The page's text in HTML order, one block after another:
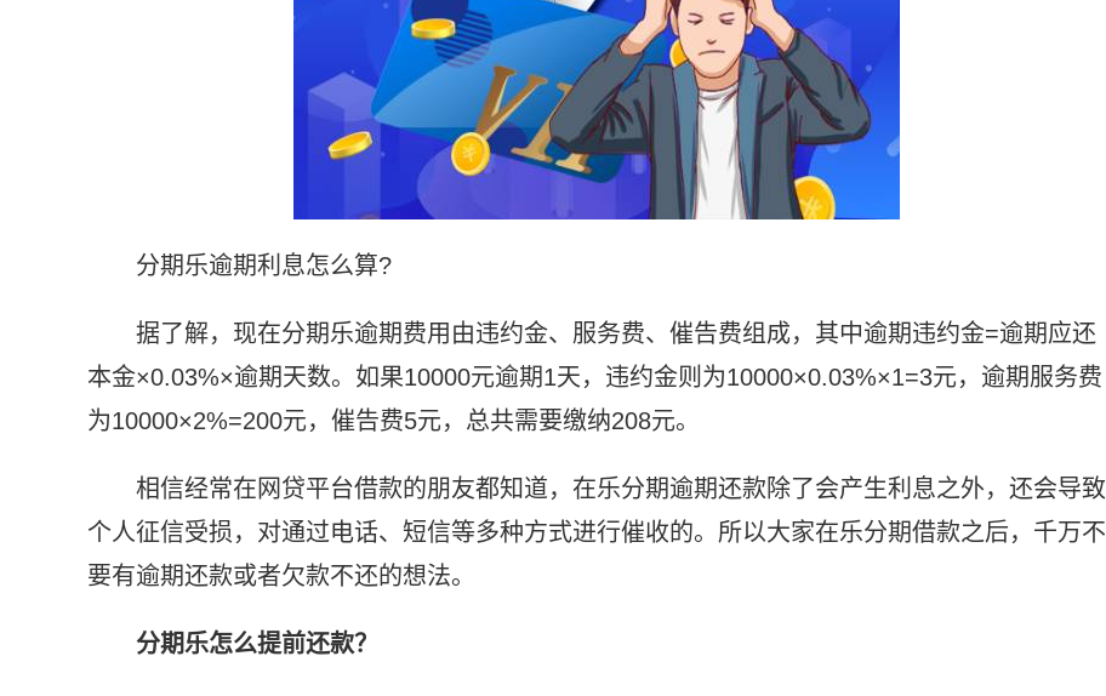
分期乐逾期利息怎么算?
据了解，现在分期乐逾期费用由违约金、服务费、催告费组成，其中逾期违约金=逾期应还
本金×0.03%×逾期天数。如果10000元逾期1天，违约金则为10000×0.03%×1=3元，逾期服务费
为10000×2%=200元，催告费5元，总共需要缴纳208元。
相信经常在网贷平台借款的朋友都知道，在乐分期逾期还款除了会产生利息之外，还会导致
个人征信受损，对通过电话、短信等多种方式进行催收的。所以大家在乐分期借款之后，千万不
要有逾期还款或者欠款不还的想法。
分期乐怎么提前还款？